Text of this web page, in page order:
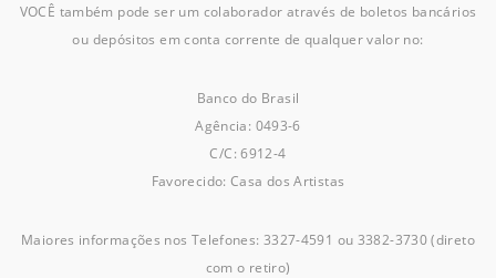
VOCÊ também pode ser um colaborador através de boletos bancários
ou depósitos em conta corrente de qualquer valor no:
Banco do Brasil
Agência: 0493-6
C/C: 6912-4
Favorecido: Casa dos Artistas
Maiores informações nos Telefones: 3327-4591 ou 3382-3730 (direto
com o retiro)